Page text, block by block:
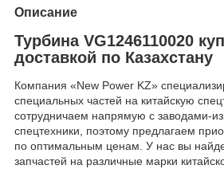
Описание
Турбина VG1246110020
доставкой по Казахстану
Компания «New Power KZ»
специальных частей на китайскую
сотрудничаем напрямую с заводами-
спецтехники, поэтому предлагаем
по оптимальным ценам. У нас вы
запчастей на различные марки